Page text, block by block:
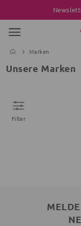
Marken
Unsere Marken
Filter